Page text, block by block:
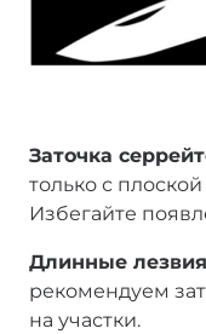
Заточка
только с
Избегайте
Длинные лезвия
рекомендуем
на участки.